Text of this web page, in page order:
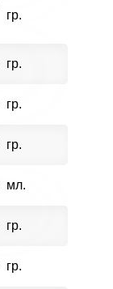
гр.
гр.
гр.
гр.
мл.
гр.
гр.